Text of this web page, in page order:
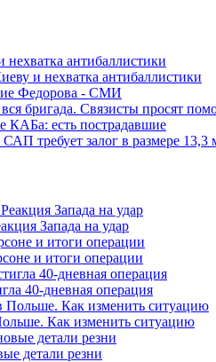
и нехватка антибаллистики
Федорова - СМИ
бригада. Связисты просят
КАБа: есть пострадавшие
требует залог в размере 13,3
Запада на удар
и итоги операции
40-дневная операция
Как изменить ситуацию
детали резни